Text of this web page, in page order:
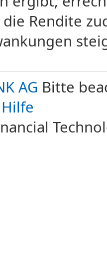
Rendite
AG Bitte
Hilfe